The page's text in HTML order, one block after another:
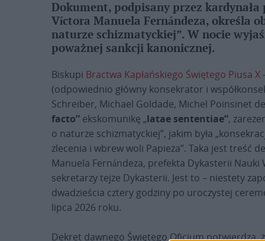
Dokument, podpisany przez
Víctora Manuela Fernándeza, określa
naturze schizmatyckiej”. W nocie
poważnej sankcji kanonicznej.
Biskupi Bractwa Kapłańskiego Świętego Piusa X
(odpowiednio główny konsekrator i
Schreiber, Michael Goldade, Michel Poinsinet
facto” ekskomunikę „latae sententiae”,
o naturze schizmatyckiej”, jakim była
zlecenia i wbrew woli Papieża”. Taka jest treść
Manuela Fernándeza, prefekta Dykasterii
sekretarzy tejże Dykasterii. Jest to – niestety
dwadzieścia cztery godziny po uroczystej
lipca 2026 roku.
Dekret dawnego Świętego Oficjum potwierdza,